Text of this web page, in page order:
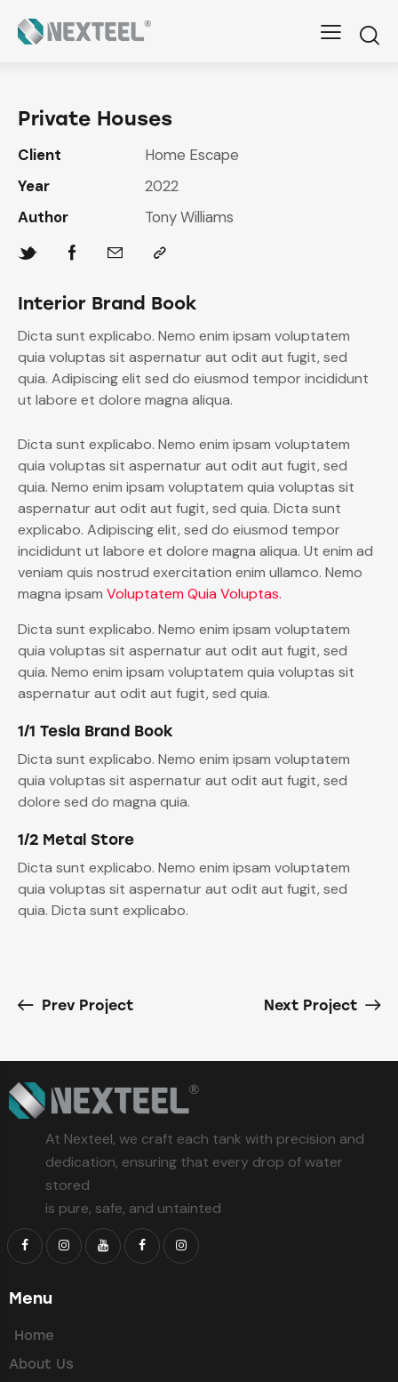
Private Houses
Client
Home Escape
Year
2022
Author
Tony Williams
Interior Brand Book
Dicta sunt explicabo. Nemo enim ipsam voluptatem
quia voluptas sit aspernatur aut odit aut fugit, sed
quia. Adipiscing elit sed do eiusmod tempor incididunt
ut labore et dolore magna aliqua.
Dicta sunt explicabo. Nemo enim ipsam voluptatem
quia voluptas sit aspernatur aut odit aut fugit, sed
quia. Nemo enim ipsam voluptatem quia voluptas sit
aspernatur aut odit aut fugit, sed quia. Dicta sunt
explicabo. Adipiscing elit, sed do eiusmod tempor
incididunt ut labore et dolore magna aliqua. Ut enim ad
veniam quis nostrud exercitation enim ullamco. Nemo
magna ipsam Voluptatem Quia Voluptas.
Dicta sunt explicabo. Nemo enim ipsam voluptatem
quia voluptas sit aspernatur aut odit aut fugit, sed
quia. Nemo enim ipsam voluptatem quia voluptas sit
aspernatur aut odit aut fugit, sed quia.
1/1 Tesla Brand Book
Dicta sunt explicabo. Nemo enim ipsam voluptatem
quia voluptas sit aspernatur aut odit aut fugit, sed
dolore sed do magna quia.
1/2 Metal Store
Dicta sunt explicabo. Nemo enim ipsam voluptatem
quia voluptas sit aspernatur aut odit aut fugit, sed
quia. Dicta sunt explicabo.
Prev Project Next Project
At Nexteel, we craft each tank with precision and
dedication, ensuring that every drop of water
stored
is pure, safe, and untainted
Menu
Home
About Us